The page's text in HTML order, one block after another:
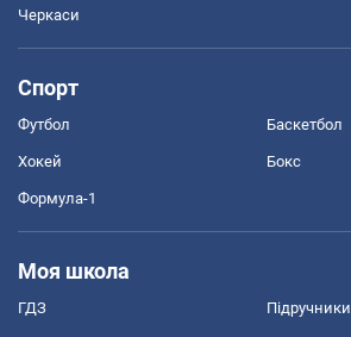
Черкаси
Спорт
Футбол Баскетбол
Хокей Бокс
Формула-1
Моя школа
ГДЗ Підручники